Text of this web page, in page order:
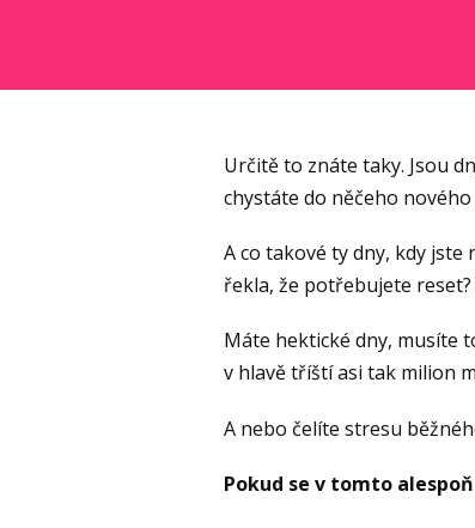
Určitě to znáte taky. Jsou
chystáte do něčeho
A co takové ty dny, kdy
řekla, že potřebujete
Máte hektické dny, musíte
v hlavě tříští asi tak milion
A nebo čelíte stresu
Pokud se v tomto